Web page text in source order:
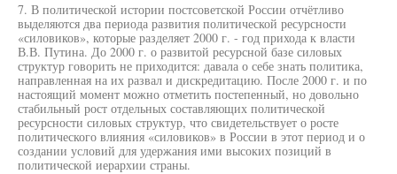
7. В политической истории постсоветской России отчётливо
выделяются два периода развития политической ресурсности
«силовиков», которые разделяет 2000 г. - год прихода к власти
В.В. Путина. До 2000 г. о развитой ресурсной базе силовых
структур говорить не приходится: давала о себе знать политика,
направленная на их развал и дискредитацию. После 2000 г. и по
настоящий момент можно отметить постепенный, но довольно
стабильный рост отдельных составляющих политической
ресурсности силовых структур, что свидетельствует о росте
политического влияния «силовиков» в России в этот период и о
создании условий для удержания ими высоких позиций в
политической иерархии страны.